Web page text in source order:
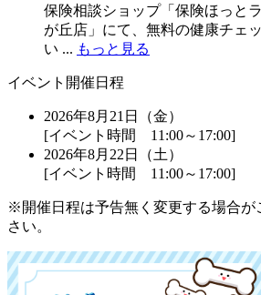
保険相談ショップ「保険ほっと
が丘店」にて、無料の健康チェ
い ... もっと見る
イベント開催日程
2026年8月21日（金）
[イベント時間 11:00～17:00]
2026年8月22日（土）
[イベント時間 11:00～17:00]
※開催日程は予告無く変更する場合が
さい。